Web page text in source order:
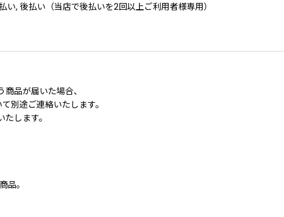
, 後払い（当店で後払いを2回以上ご利用者様専用）
品が届いた場合、
別途ご連絡いたします。
します。
品。